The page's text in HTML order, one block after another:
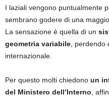
I laziali vengono puntualmente
sembrano godere di una
La sensazione è quella di un
geometria variabile ,
internazionale.
Per questo molti chiedono un
del Ministero dell’Interno ,